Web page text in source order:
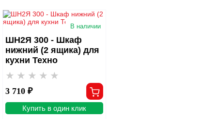
В наличии
ШН2Я 300 - Шкаф
нижний (2 ящика) для
кухни Техно
3 710 ₽
Купить в один клик